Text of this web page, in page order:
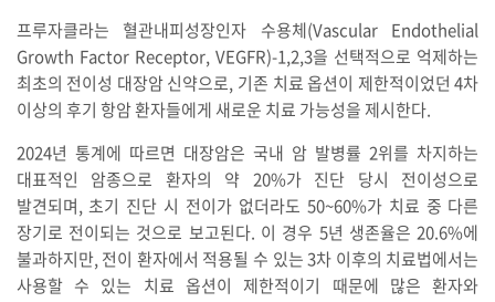
프루자클라는 혈관내피성장인자 수용체(Vascular Endothelial
Growth Factor Receptor, VEGFR)-1,2,3을 선택적으로 억제하는
최초의 전이성 대장암 신약으로, 기존 치료 옵션이 제한적이었던 4차
이상의 후기 항암 환자들에게 새로운 치료 가능성을 제시한다.
2024년 통계에 따르면 대장암은 국내 암 발병률 2위를 차지하는
대표적인 암종으로 환자의 약 20%가 진단 당시 전이성으로
발견되며, 초기 진단 시 전이가 없더라도 50~60%가 치료 중 다른
장기로 전이되는 것으로 보고된다. 이 경우 5년 생존율은 20.6%에
불과하지만, 전이 환자에서 적용될 수 있는 3차 이후의 치료법에서는
사용할 수 있는 치료 옵션이 제한적이기 때문에 많은 환자와